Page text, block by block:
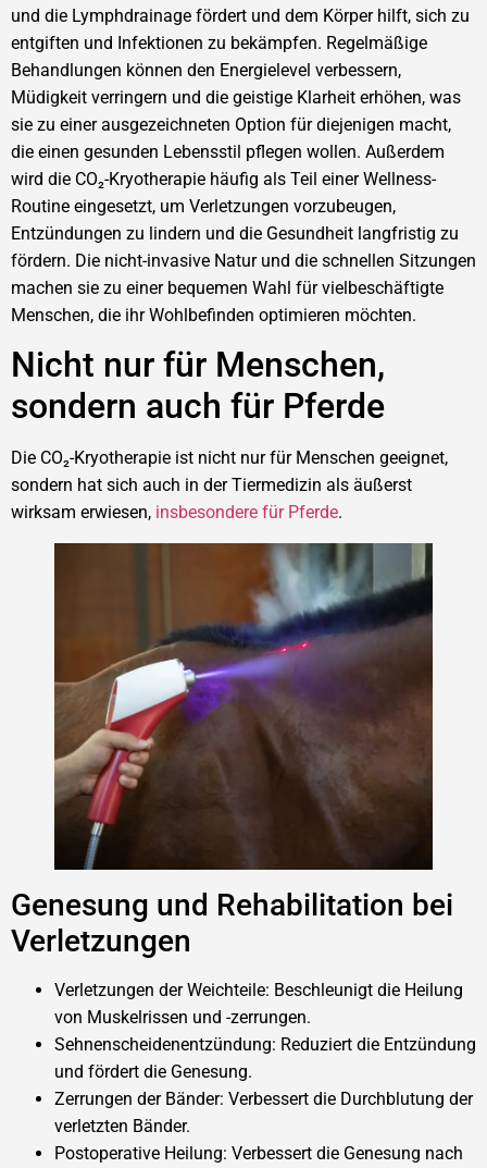
und die Lymphdrainage fördert und dem Körper hilft, sich zu
entgiften und Infektionen zu bekämpfen. Regelmäßige
Behandlungen können den Energielevel verbessern,
Müdigkeit verringern und die geistige Klarheit erhöhen, was
sie zu einer ausgezeichneten Option für diejenigen macht,
die einen gesunden Lebensstil pflegen wollen. Außerdem
wird die CO₂-Kryotherapie häufig als Teil einer Wellness-
Routine eingesetzt, um Verletzungen vorzubeugen,
Entzündungen zu lindern und die Gesundheit langfristig zu
fördern. Die nicht-invasive Natur und die schnellen Sitzungen
machen sie zu einer bequemen Wahl für vielbeschäftigte
Menschen, die ihr Wohlbefinden optimieren möchten.
Nicht nur für Menschen,
sondern auch für Pferde
Die CO₂-Kryotherapie ist nicht nur für Menschen geeignet,
sondern hat sich auch in der Tiermedizin als äußerst
wirksam erwiesen, insbesondere für Pferde.
Genesung und Rehabilitation bei
Verletzungen
Verletzungen der Weichteile: Beschleunigt die Heilung
von Muskelrissen und -zerrungen.
Sehnenscheidenentzündung: Reduziert die Entzündung
und fördert die Genesung.
Zerrungen der Bänder: Verbessert die Durchblutung der
verletzten Bänder.
Postoperative Heilung: Verbessert die Genesung nach